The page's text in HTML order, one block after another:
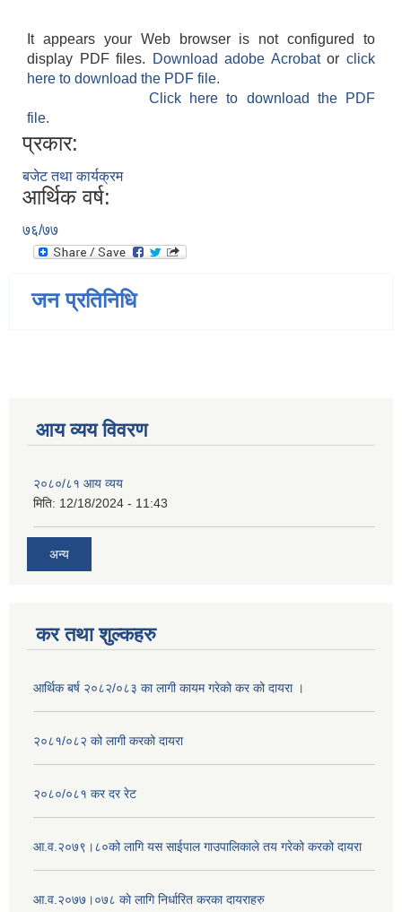
It appears your Web browser is not configured to
display PDF files.
Download adobe Acrobatorclick
here to download the PDF file.
Click here to download the PDF
file.
प्रकार:
बजेट तथा कार्यक्रम
आर्थिक वर्ष:
७६/७७
जन प्रतिनिधि
आय व्यय विवरण
२०८०/८१ आय व्यय
मिति: 12/18/2024 - 11:43
अन्य
कर तथा शुल्कहरु
आर्थिक बर्ष २०८२/०८३ का लागी कायम गरेको कर को दायरा ।
२०८१/०८२ को लागी करको दायरा
२०८०/०८१ कर दर रेट
आ.व.२०७९।८०को लागि यस साईपाल गाउपालिकाले तय गरेको करको दायरा
आ‍.व.२०७७।०७८ काे लागि निर्धारित करका दायराहरु